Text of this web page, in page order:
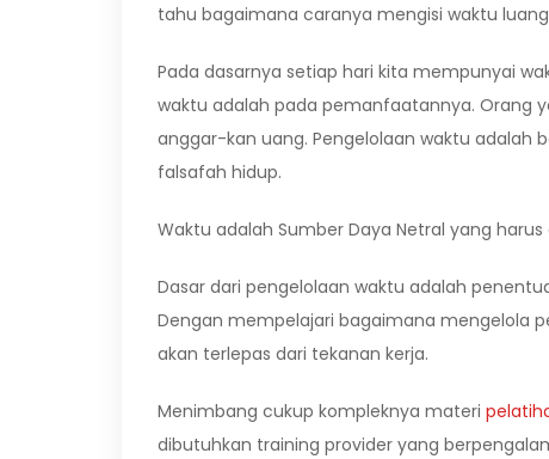
tahu bagaimana caranya mengisi waktu
Pada dasarnya setiap hari kita mempunyai
waktu adalah pada pemanfaatannya. Orang
anggar-kan uang. Pengelolaan waktu adalah
falsafah hidup.
Waktu adalah Sumber Daya Netral yang harus
Dasar dari pengelolaan waktu adalah
Dengan mempelajari bagaimana mengelola
akan terlepas dari tekanan kerja.
Menimbang cukup kompleknya materi
dibutuhkan training provider yang